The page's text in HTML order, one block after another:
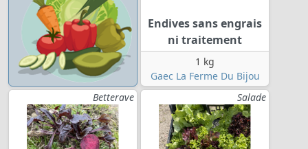
Endives sans engrais
ni traitement
1 kg
Gaec La Ferme Du Bijou
Betterave
Salade